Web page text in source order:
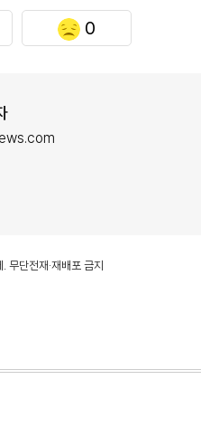
0
단전재·재배포 금지